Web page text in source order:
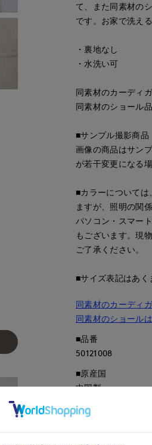
て、また同素材の
です。お家で洗え
・裏地なし
・水洗い可
同素材のカーディ
同素材のショール
■サンプル撮影商品
画像の商品はサン
が若干変更になる
■カラーについて
ますが、照明の関
パソコン・スマー
もございます。現
ご了承ください。
■サイズ表記はあく
同素材のカーディ
同素材のショール
■品番
50121008
■原産国
中国製
■クオリティ